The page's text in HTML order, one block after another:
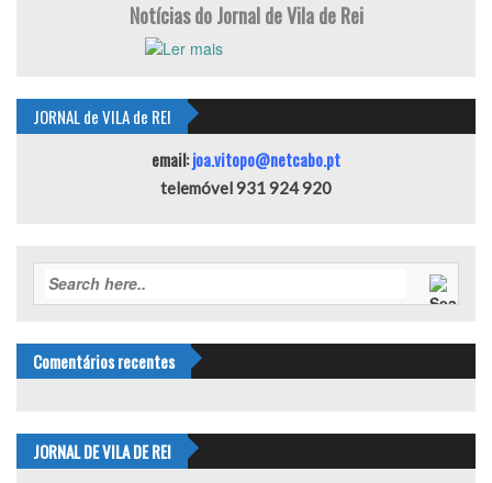
Notícias do Jornal de Vila de Rei
JORNAL de VILA de REI
email:joa.vitopo@netcabo.pt
telemóvel 931 924 920
Comentários recentes
JORNAL DE VILA DE REI